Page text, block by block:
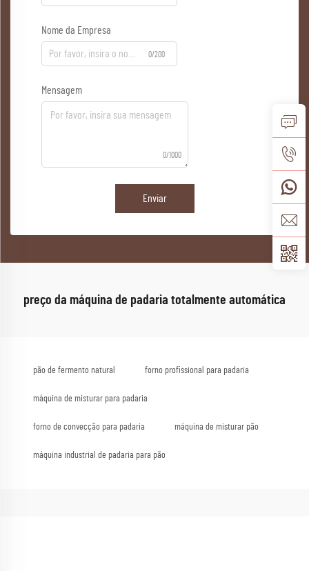
Nome da Empresa
0/200
Mensagem
0/1000
Enviar
preço da máquina de padaria totalmente automática
pão de fermento natural forno profissional para padaria
máquina de misturar para padaria
forno de convecção para padaria máquina de misturar pão
máquina industrial de padaria para pão